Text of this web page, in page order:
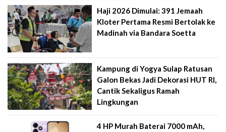
Haji 2026 Dimulai: 391 Jemaah
Kloter Pertama Resmi Bertolak ke
Madinah via Bandara Soetta
Kampung di Yogya Sulap Ratusan
Galon Bekas Jadi Dekorasi HUT RI,
Cantik Sekaligus Ramah
Lingkungan
4 HP Murah Baterai 7000 mAh,